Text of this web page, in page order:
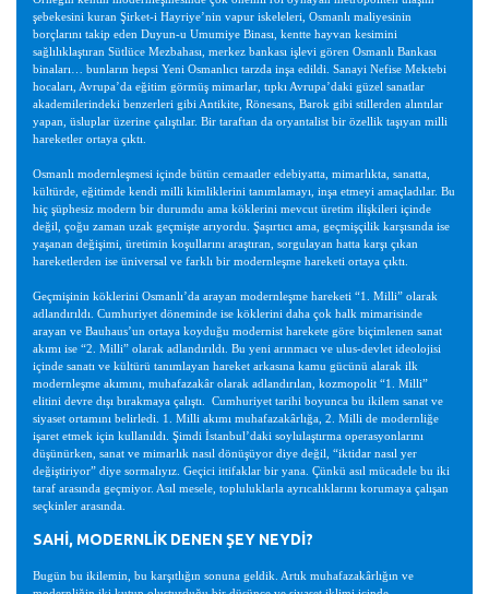
şebekesini kuran Şirket-i Hayriye’nin vapur iskeleleri, Osmanlı maliyesinin
borçlarını takip eden Duyun-u Umumiye Binası, kentte hayvan kesimini
sağlılıklaştıran Sütlüce Mezbahası, merkez bankası işlevi gören Osmanlı Bankası
binaları… bunların hepsi Yeni Osmanlıcı tarzda inşa edildi. Sanayi Nefise Mektebi
hocaları, Avrupa’da eğitim görmüş mimarlar, tıpkı Avrupa’daki güzel sanatlar
akademilerindeki benzerleri gibi Antikite, Rönesans, Barok gibi stillerden alıntılar
yapan, üsluplar üzerine çalıştılar. Bir taraftan da oryantalist bir özellik taşıyan milli
hareketler ortaya çıktı.
Osmanlı modernleşmesi içinde bütün cemaatler edebiyatta, mimarlıkta, sanatta,
kültürde, eğitimde kendi milli kimliklerini tanımlamayı, inşa etmeyi amaçladılar. Bu
hiç şüphesiz modern bir durumdu ama köklerini mevcut üretim ilişkileri içinde
değil, çoğu zaman uzak geçmişte arıyordu. Şaşırtıcı ama, geçmişçilik karşısında ise
yaşanan değişimi, üretimin koşullarını araştıran, sorgulayan hatta karşı çıkan
hareketlerden ise üniversal ve farklı bir modernleşme hareketi ortaya çıktı.
Geçmişinin köklerini Osmanlı’da arayan modernleşme hareketi “1. Milli” olarak
adlandırıldı. Cumhuriyet döneminde ise köklerini daha çok halk mimarisinde
arayan ve Bauhaus’un ortaya koyduğu modernist harekete göre biçimlenen sanat
akımı ise “2. Milli” olarak adlandırıldı. Bu yeni arınmacı ve ulus-devlet ideolojisi
içinde sanatı ve kültürü tanımlayan hareket arkasına kamu gücünü alarak ilk
modernleşme akımını, muhafazakâr olarak adlandırılan, kozmopolit “1. Milli”
elitini devre dışı bırakmaya çalıştı. Cumhuriyet tarihi boyunca bu ikilem sanat ve
siyaset ortamını belirledi. 1. Milli akımı muhafazakârlığa, 2. Milli de modernliğe
işaret etmek için kullanıldı. Şimdi İstanbul’daki soylulaştırma operasyonlarını
düşünürken, sanat ve mimarlık nasıl dönüşüyor diye değil, “iktidar nasıl yer
değiştiriyor” diye sormalıyız. Geçici ittifaklar bir yana. Çünkü asıl mücadele bu iki
taraf arasında geçmiyor. Asıl mesele, topluluklarla ayrıcalıklarını korumaya çalışan
seçkinler arasında.
SAHİ, MODERNLİK DENEN ŞEY NEYDİ?
Bugün bu ikilemin, bu karşıtlığın sonuna geldik. Artık muhafazakârlığın ve